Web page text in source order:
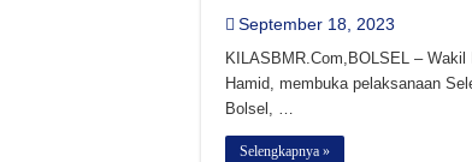
September 18, 2023
KILASBMR.Com,BOLSEL – Wakil
Hamid, membuka pelaksanaan
Bolsel, …
Selengkapnya »